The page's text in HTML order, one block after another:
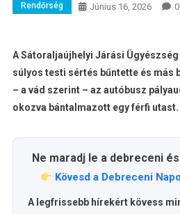
Rendőrség Június 16, 2026
A Sátoraljaújhelyi Járási
súlyos testi sértés bűntette és más
– a vád szerint – az autóbusz
okozva bántalmazott egy férfi utast.
Ne maradj le a debreceni
Kövesd a Debreceni
A legfrissebb hírekért kövess